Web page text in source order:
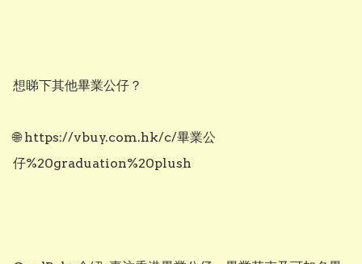
想睇下其他畢業公仔？
🌐 https://vbuy.com.hk/c/畢業公
仔%20graduation%20plush